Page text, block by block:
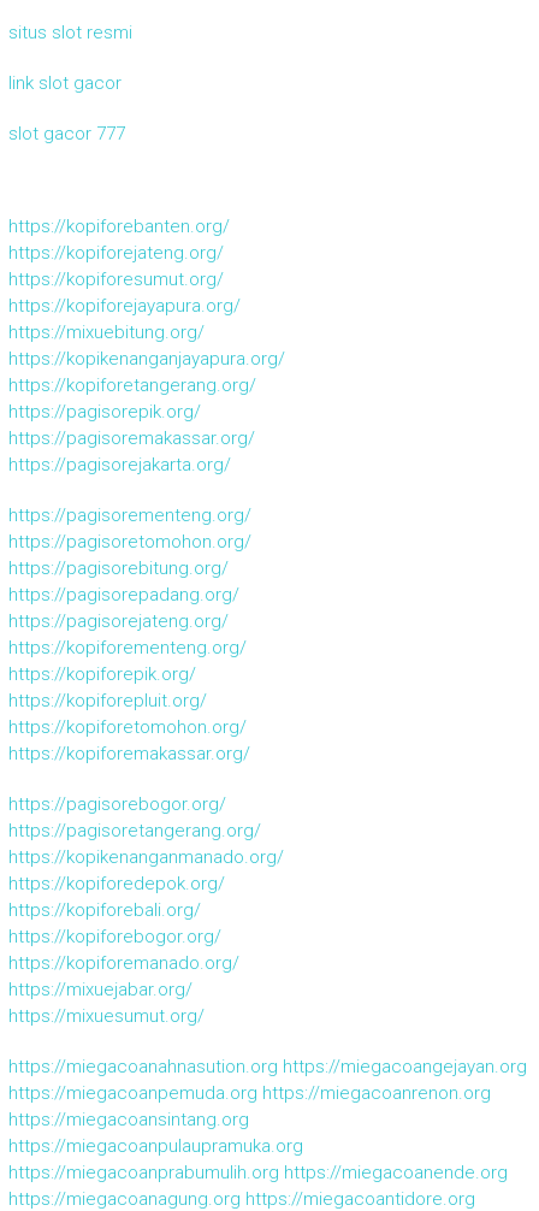
situs slot resmi
link slot gacor
slot gacor 777
https://kopiforebanten.org/
https://kopiforejateng.org/
https://kopiforesumut.org/
https://kopiforejayapura.org/
https://mixuebitung.org/
https://kopikenanganjayapura.org/
https://kopiforetangerang.org/
https://pagisorepik.org/
https://pagisoremakassar.org/
https://pagisorejakarta.org/
https://pagisorementeng.org/
https://pagisoretomohon.org/
https://pagisorebitung.org/
https://pagisorepadang.org/
https://pagisorejateng.org/
https://kopiforementeng.org/
https://kopiforepik.org/
https://kopiforepluit.org/
https://kopiforetomohon.org/
https://kopiforemakassar.org/
https://pagisorebogor.org/
https://pagisoretangerang.org/
https://kopikenanganmanado.org/
https://kopiforedepok.org/
https://kopiforebali.org/
https://kopiforebogor.org/
https://kopiforemanado.org/
https://mixuejabar.org/
https://mixuesumut.org/
https://miegacoanahnasution.org https://miegacoangejayan.org
https://miegacoanpemuda.org https://miegacoanrenon.org
https://miegacoansintang.org
https://miegacoanpulaupramuka.org
https://miegacoanprabumulih.org https://miegacoanende.org
https://miegacoanagung.org https://miegacoantidore.org